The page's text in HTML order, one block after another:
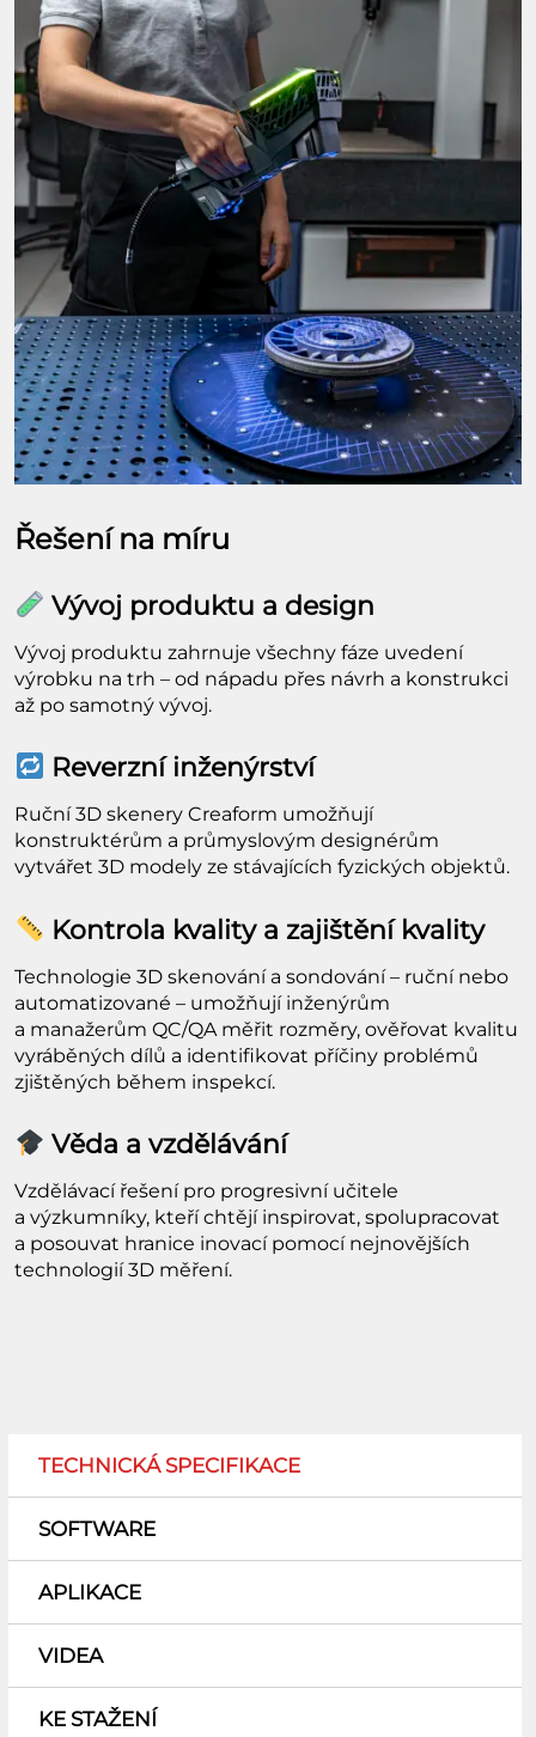
Řešení na míru
Vývoj produktu a design
Vývoj produktu zahrnuje všechny fáze uvedení
výrobku na trh – od nápadu přes návrh a konstrukci
až po samotný vývoj.
Reverzní inženýrství
Ruční 3D skenery Creaform umožňují
konstruktérům a průmyslovým designérům
vytvářet 3D modely ze stávajících fyzických objektů.
Kontrola kvality a zajištění kvality
Technologie 3D skenování a sondování – ruční nebo
automatizované – umožňují inženýrům
a manažerům QC/QA měřit rozměry, ověřovat kvalitu
vyráběných dílů a identifikovat příčiny problémů
zjištěných během inspekcí.
Věda a vzdělávání
Vzdělávací řešení pro progresivní učitele
a výzkumníky, kteří chtějí inspirovat, spolupracovat
a posouvat hranice inovací pomocí nejnovějších
technologií 3D měření.
TECHNICKÁ SPECIFIKACE
SOFTWARE
APLIKACE
VIDEA
KE STAŽENÍ